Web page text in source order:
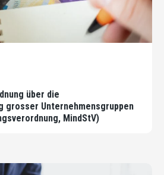
über die
grosser Unternehmensgruppen
MindStV)